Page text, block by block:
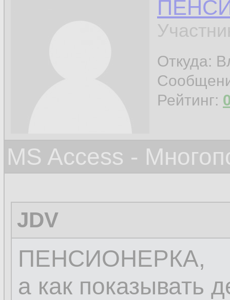
Откуда:
Рейтинг:
MS Access -
JDV
ПЕНСИОНЕРКА,
а как показывать